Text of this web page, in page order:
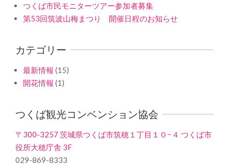
つくば市民モニターツアー参加者募集
第53回筑波山梅まつり 開催日程のお知らせ
カテゴリー
最新情報 (15)
開花情報 (1)
つくば観光コンベンション協会
〒300-3257 茨城県つくば市筑穂１丁目１０−４ つくば市
役所大穂庁舎 3F
029-869-8333